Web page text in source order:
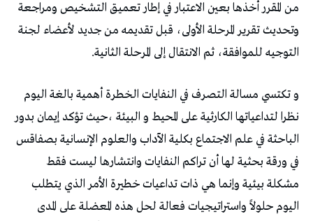
من المقرر أخذها بعين الاعتبار في إطار تعميق التشخيص ومراجعة
وتحديث تقرير المرحلة الأولى، قبل تقديمه من جديد لأعضاء لجنة
التوجيه للموافقة، ثم الانتقال إلى المرحلة الثانية.
و تكتسي مسالة التصرف في النفايات الخطرة أهمية بالغة اليوم
نظرا لتداعياتها الكارثية على المحيط و البيئة ،حيث تؤكد إيمان بدور
الباحثة في علم الاجتماع بكلية الآداب والعلوم الإنسانية بصفاقس
في ورقة بحثية لها أن تراكم النفايات وانتشارها ليست فقط
مشكلة بيئية وإنما هي ذات تداعيات خطيرة الأمر الذي يتطلب
اليوم حلولاً واستراتيجيات فعالة لحل هذه المعضلة على المدى